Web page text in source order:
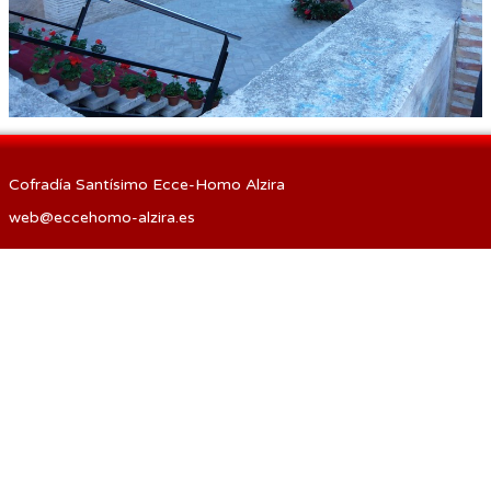
Procesión de las Antorchas
Actos
Otros
Cofradía Santísimo Ecce-Homo Alzira
web@eccehomo-alzira.es